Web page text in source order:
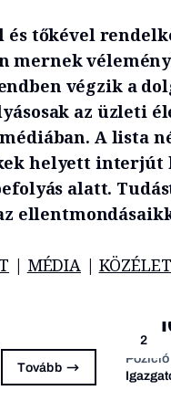
és tőkével
mernek
végzik a
az üzleti
A lista
helyett interjút
alatt.
| MÉDIA| KÖZÉLET
Tovább
2
Pozíció